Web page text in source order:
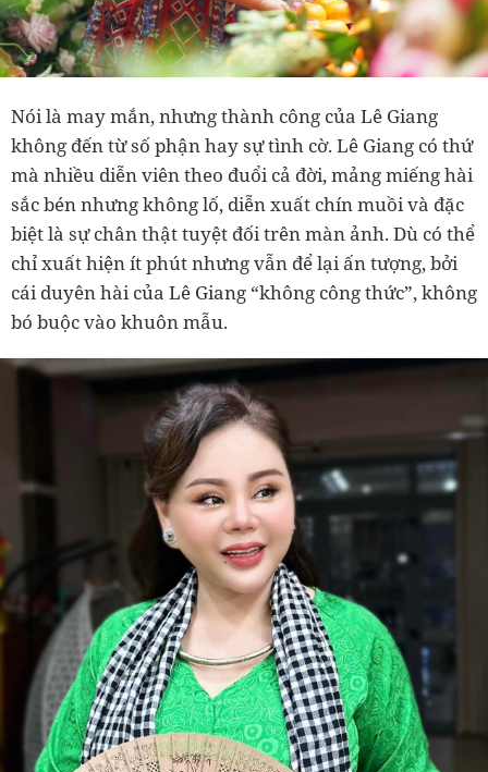
Nói là may mắn, nhưng thành công của Lê Giang
không đến từ số phận hay sự tình cờ. Lê Giang có thứ
mà nhiều diễn viên theo đuổi cả đời, mảng miếng hài
sắc bén nhưng không lố, diễn xuất chín muồi và đặc
biệt là sự chân thật tuyệt đối trên màn ảnh. Dù có thể
chỉ xuất hiện ít phút nhưng vẫn để lại ấn tượng, bởi
cái duyên hài của Lê Giang “không công thức”, không
bó buộc vào khuôn mẫu.